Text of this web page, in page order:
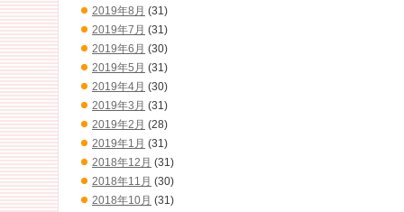
2019年8月 (31)
2019年7月 (31)
2019年6月 (30)
2019年5月 (31)
2019年4月 (30)
2019年3月 (31)
2019年2月 (28)
2019年1月 (31)
2018年12月 (31)
2018年11月 (30)
2018年10月 (31)